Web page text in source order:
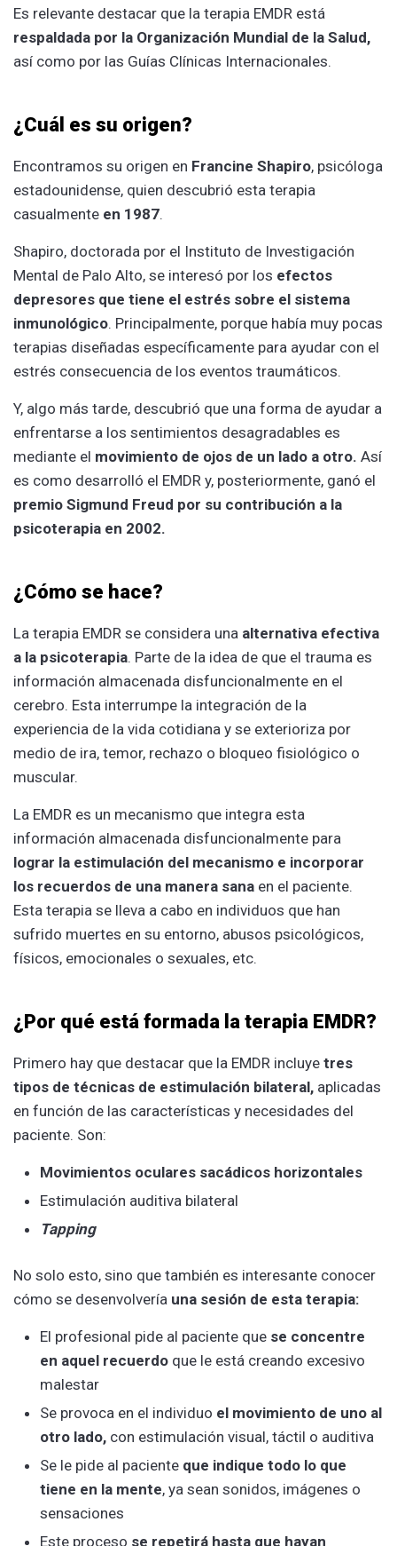
Es relevante destacar que la terapia EMDR está
respaldada por la Organización Mundial de la Salud,
así como por las Guías Clínicas Internacionales.
¿Cuál es su origen?
Encontramos su origen en Francine Shapiro, psicóloga
estadounidense, quien descubrió esta terapia
casualmente en 1987.
Shapiro, doctorada por el Instituto de Investigación
Mental de Palo Alto, se interesó por los efectos
depresores que tiene el estrés sobre el sistema
inmunológico. Principalmente, porque había muy pocas
terapias diseñadas específicamente para ayudar con el
estrés consecuencia de los eventos traumáticos.
Y, algo más tarde, descubrió que una forma de ayudar a
enfrentarse a los sentimientos desagradables es
mediante el movimiento de ojos de un lado a otro. Así
es como desarrolló el EMDR y, posteriormente, ganó el
premio Sigmund Freud por su contribución a la
psicoterapia en 2002.
¿Cómo se hace?
La terapia EMDR se considera una alternativa efectiva
a la psicoterapia. Parte de la idea de que el trauma es
información almacenada disfuncionalmente en el
cerebro. Esta interrumpe la integración de la
experiencia de la vida cotidiana y se exterioriza por
medio de ira, temor, rechazo o bloqueo fisiológico o
muscular.
La EMDR es un mecanismo que integra esta
información almacenada disfuncionalmente para
lograr la estimulación del mecanismo e incorporar
los recuerdos de una manera sana en el paciente.
Esta terapia se lleva a cabo en individuos que han
sufrido muertes en su entorno, abusos psicológicos,
físicos, emocionales o sexuales, etc.
¿Por qué está formada la terapia EMDR?
Primero hay que destacar que la EMDR incluye tres
tipos de técnicas de estimulación bilateral, aplicadas
en función de las características y necesidades del
paciente. Son:
Movimientos oculares sacádicos horizontales
Estimulación auditiva bilateral
Tapping
No solo esto, sino que también es interesante conocer
cómo se desenvolvería una sesión de esta terapia:
El profesional pide al paciente que se concentre
en aquel recuerdo que le está creando excesivo
malestar
Se provoca en el individuo el movimiento de uno al
otro lado, con estimulación visual, táctil o auditiva
Se le pide al paciente que indique todo lo que
tiene en la mente, ya sean sonidos, imágenes o
sensaciones
Este proceso se repetirá hasta que hayan